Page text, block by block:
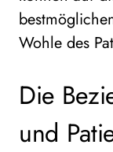
Wohle des
Die
und